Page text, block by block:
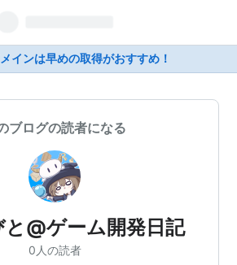
インは早めの取得がおすすめ！
ブログの読者になる
@ゲーム開発日記
0人の読者